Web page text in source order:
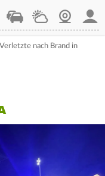
StaupilotWetterWebcam
Verletzte nach Brand in